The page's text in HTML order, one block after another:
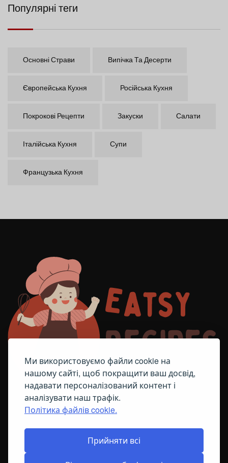
Ми використовуємо файли cookie на
нашому сайті, щоб покращити ваш досвід,
надавати персоналізований контент і
аналізувати наш трафік.
Політика файлів cookie.
Прийняти всі
Популярні теги
Основні Страви Випічка Та Десерти
Європейська Кухня Російська Кухня
Покрокові Рецепти Закуски Салати
Італійська Кухня Супи
Французька Кухня
ПОЛІТИКА ЩОДО ФАЙЛІВ COOKIE